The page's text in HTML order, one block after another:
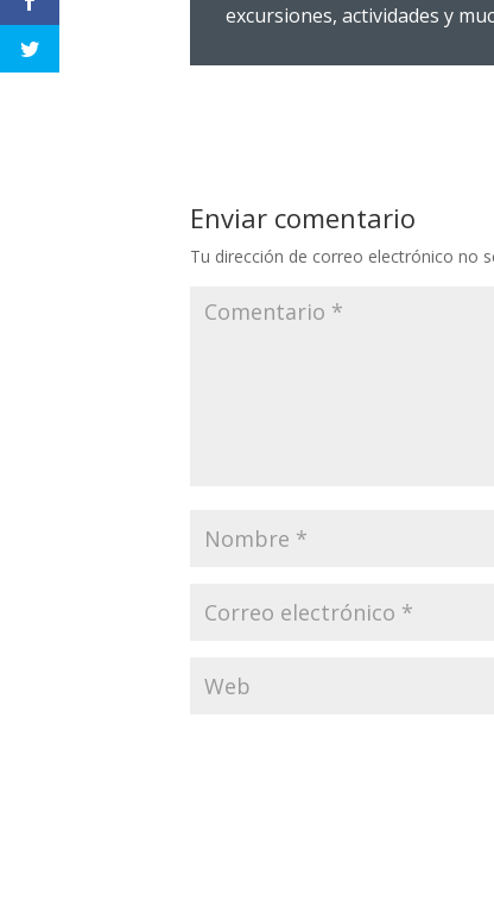
excursiones, actividades y
Enviar comentario
Tu dirección de correo electrónico no